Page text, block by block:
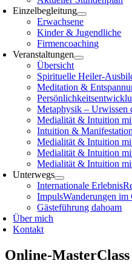
Einzelbegleitung
Erwachsene
Kinder & Jugendliche
Firmencoaching
Veranstaltungen
Übersicht
Spirituelle Heiler-
Meditation &
Metaphysik – Urwissen
Medialität & Intuition
Intuition &
Medialität & Intuition
Medialität & Intuition
Medialität & Intuition
Unterwegs
Internationale
ImpulsWanderungen im
Gästeführung dahoam
Über mich
Kontakt
Online-